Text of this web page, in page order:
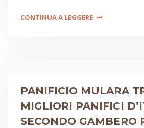
CONTINUA A LEGGERE
PANIFICIO MULARA
MIGLIORI PANIFICI
SECONDO GAMBERO